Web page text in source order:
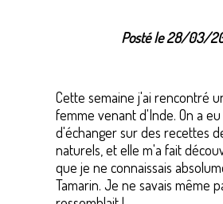
Posté le 28/03/
Cette semaine j'ai rencontré
femme venant d'Inde. On a eu
d'échanger sur des recettes
naturels, et elle m'a fait
que je ne connaissais
Tamarin. Je ne savais même